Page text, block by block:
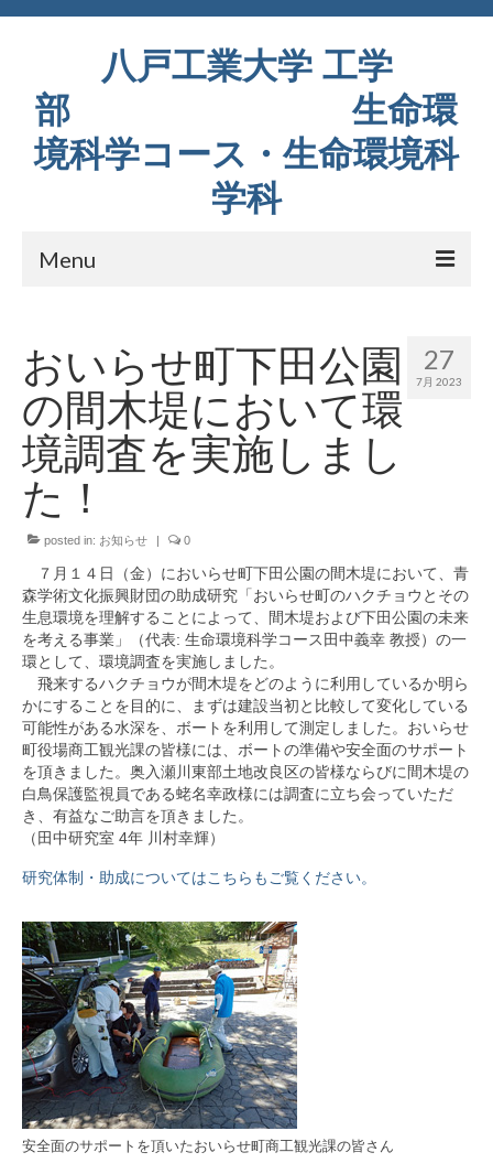
八戸工業大学 工学
部 生命環
境科学コース・生命環境科
学科
Menu
教育内容
研究室紹介
設備
進路
資格
同窓会(学匠会)
X
お問い合わせ
27
7月 2023
おいらせ町下田公園
の間木堤において環
境調査を実施しまし
た！
posted in: お知らせ | 0
７月１４日（金）においらせ町下田公園の間木堤において、青
森学術文化振興財団の助成研究「おいらせ町のハクチョウとその
生息環境を理解することによって、間木堤および下田公園の未来
を考える事業」（代表: 生命環境科学コース田中義幸 教授）の一
環として、環境調査を実施しました。
飛来するハクチョウが間木堤をどのように利用しているか明ら
かにすることを目的に、まずは建設当初と比較して変化している
可能性がある水深を、ボートを利用して測定しました。おいらせ
町役場商工観光課の皆様には、ボートの準備や安全面のサポート
を頂きました。奥入瀬川東部土地改良区の皆様ならびに間木堤の
白鳥保護監視員である蛯名幸政様には調査に立ち会っていただ
き、有益なご助言を頂きました。
（田中研究室 4年 川村幸輝）
研究体制・助成についてはこちらもご覧ください。
安全面のサポートを頂いたおいらせ町商工観光課の皆さん